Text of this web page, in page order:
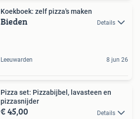
Koekboek: zelf pizza's maken
Bieden Details
Leeuwarden 8 jun 26
Pizza set: Pizzabijbel, lavasteen en
pizzasnijder
€ 45,00 Details